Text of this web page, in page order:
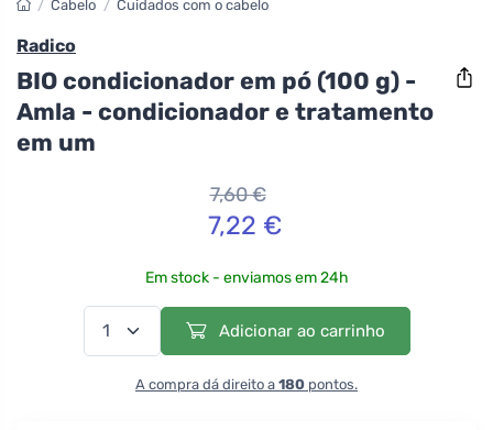
/ Cabelo / Cuidados com o cabelo
Radico
BIO condicionador em pó (100 g) -
Amla - condicionador e tratamento
em um
7,60 €
7,22 €
Em stock - enviamos em 24h
Adicionar ao carrinho
A compra dá direito a 180 pontos.